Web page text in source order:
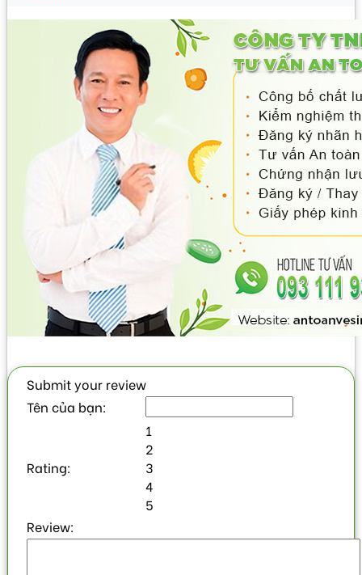
Submit your review
Tên của bạn:
Rating:
1
2
3
4
5
Review: